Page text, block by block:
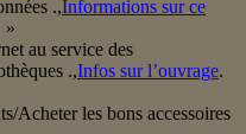
.,Informations sur ce
»
au service des
.,Infos sur l’ouvrage.
Acheter les bons accessoires